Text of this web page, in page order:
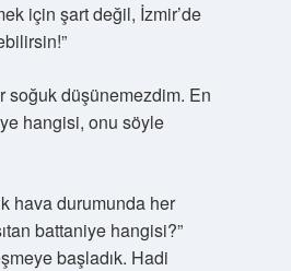
için şart değil, İzmir’de
soğuk düşünemezdim. En
hangisi, onu söyle
hava durumunda her
battaniye hangisi?”
başladık. Hadi